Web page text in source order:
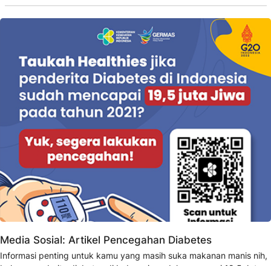
Media Sosial: Artikel Pencegahan Diabetes
Informasi penting untuk kamu yang masih suka makanan manis nih,